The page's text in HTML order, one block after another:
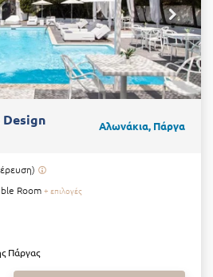
Αλωνάκια, Πάργα
Room + επιλογές
Πάργας